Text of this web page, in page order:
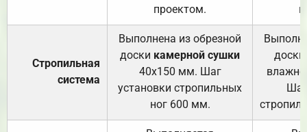
проектом.
Стропильная
система
Выполнена из обрезной
доски камерной сушки
40х150 мм. Шаг
установки стропильных
ног 600 мм.
доски